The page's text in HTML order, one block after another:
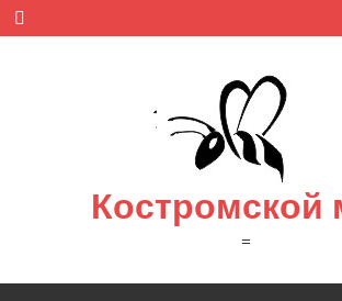
Skip
content
Костромской
=